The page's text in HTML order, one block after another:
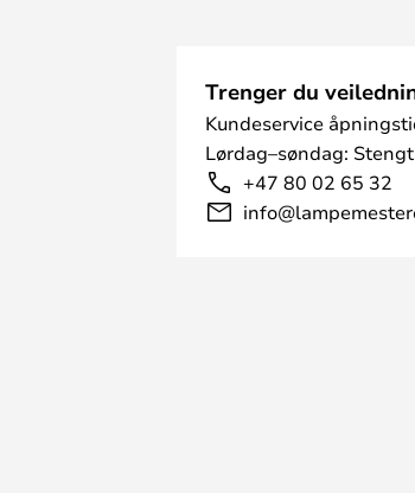
Trenger du
Kundeservice
Lørdag–søndag: Stengt
+47 80 02 65 32